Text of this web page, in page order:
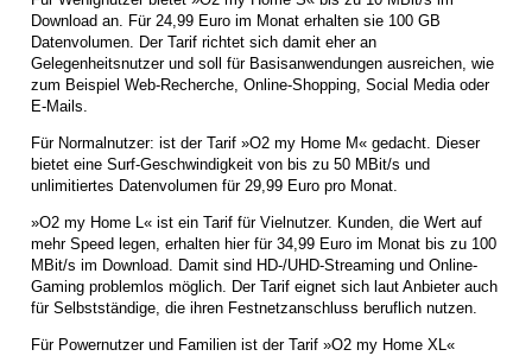
Download an. Für 24,99 Euro im Monat erhalten sie 100 GB
Datenvolumen. Der Tarif richtet sich damit eher an
Gelegenheitsnutzer und soll für Basisanwendungen ausreichen, wie
zum Beispiel Web-Recherche, Online-Shopping, Social Media oder
E-Mails.
Für Normalnutzer: ist der Tarif »O2 my Home M« gedacht. Dieser
bietet eine Surf-Geschwindigkeit von bis zu 50 MBit/s und
unlimitiertes Datenvolumen für 29,99 Euro pro Monat.
»O2 my Home L« ist ein Tarif für Vielnutzer. Kunden, die Wert auf
mehr Speed legen, erhalten hier für 34,99 Euro im Monat bis zu 100
MBit/s im Download. Damit sind HD-/UHD-Streaming und Online-
Gaming problemlos möglich. Der Tarif eignet sich laut Anbieter auch
für Selbstständige, die ihren Festnetzanschluss beruflich nutzen.
Für Powernutzer und Familien ist der Tarif »O2 my Home XL«